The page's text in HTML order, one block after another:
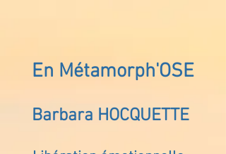
En Métamorph'OSE
Barbara HOCQUETTE